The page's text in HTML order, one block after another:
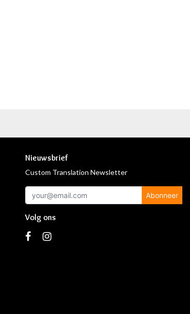
Nieuwsbrief
Custom Translation Newsletter
Abonneer
Volg ons